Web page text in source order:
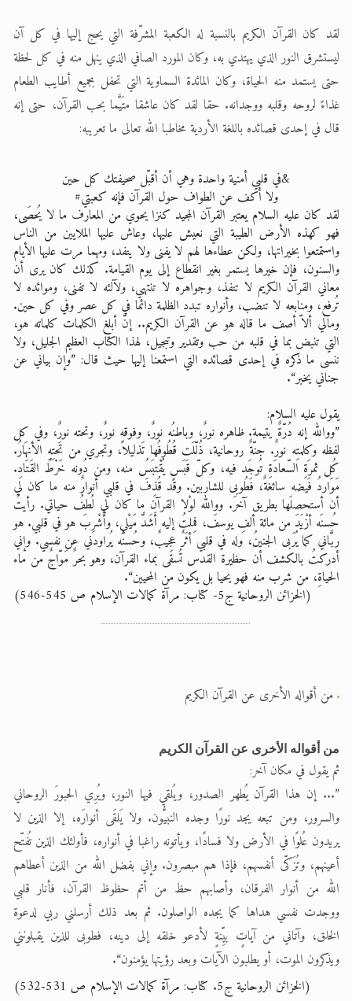
لقد كان القرآن الكريم بالنسبة له الكعبة المشرّفة التي يحج إليها في كل آن
ليستشرق النور الذي يهتدي به، وكان المورد الصافي الذي ينهل منه في كل لحظة
حتى يستمد منه الحياة، وكان المائدة السماوية التي تحفل بجميع أطايب الطعام
غذاءً لروحه وقلبه ووجدانه. حقا لقد كان عاشقا متَيَّما بحب القرآن، حتى إنه
قال في إحدى قصائده باللغة الأردية مخاطبا الله تعالى ما تعريبه:
&في قلبي أمنية واحدة وهي أن أقبّل صحيفتك كل حين
ولا أكف عن الطواف حول القرآن فإنه كعبتي#
لقد كان عليه السلام يعتبر القرآن المجيد كنزا يحوي من المعارف ما لا يُحصَى،
فهو كهذه الأرض الطيبة التي نعيش عليها، وعاش عليها الملايين من الناس
واستمتعوا بخيراتها، ولكن عطاءها لهم لا يفنى ولا ينفد، ومهما مرت عليها الأيام
والسنون، فإن خيرها يستمر بغير انقطاع إلى يوم القيامة. كذلك كان يرى أن
معاني القرآن الكريم لا تنفذ، وجواهره لا تنتهي، ولآلئه لا تفنى، وموائده لا
تُرفع، ومنابعه لا تنضب، وأنواره تبدد الظلمة دائما في كل عصر وفي كل حين.
ومالي ألاّ أصف ما قاله هو عن القرآن الكريم.. إنّ أبلغ الكلمات كلماته هو،
التي تنبض بما في قلبه من حب وتقدير وتبجيل، لهذا الكتاب العظيم الجليل، ولا
ننسى ما ذكره في إحدى قصائده التي استمعنا إليها حيث قال: ”وإن بياني عن
جناني يخبر“.
يقول عليه السلام:
”ووالله إنه دُرّةٌ يتيمة. ظاهره نورٌ، وباطنُه نورٌ، وفوقه نورٌ، وتحته نورٌ، وفي كل
لفظه وكلمتِه نورٌ. جنّةٌ روحانية، ذُلّلَت قُطُوفُها تَذليلاً، وتجري من تَحتِهِ الأنهَارُ.
كُل ثمرَةِ السّعادَةِ تُوجَد فيه، وكلّ قَبَسٍ يُقْتبَسُ منه، ومن دُونه خَرْطُ القَتَادِ.
مَوَاردُ فَيضه سائغةٌ، فَطُوبى للشاربين. وقد قُذِفَ في قلبي أنوارٌ منه ما كان لي
أن أستحصلَها بطريق آخرَ. ووالله لوْلا القرآن ما كان لي لُطفُ حياتي. رأيتُ
حُسنَه أزْيَدَ من مائة ألفِ يوسفَ، فمِلتُ إليه أَشَدَّ مَيْلي، وأُشْرِبَ هو في قلبي. هو
ربَّاني كما يُرَبى الجنينُ، وله في قلبي أثَرٌ عجيبٌ، وحُسنُه يُراودني عن نفسي. وإني
أدركتُ بالكشف أن حظيرة القدس تُسقَى بماء القرآن، وهو بحرٌ مَوّاجٌ من ماء
الحياةِ، من شرب منه فهو يحيا بل يكون من المحيين“.
(الخزائن الروحانية ج5- كتاب: مرآة كمالات الإسلام ص 545-546)
من أقواله الأخرى عن القرآن الكريم
من أقواله الأخرى عن القرآن الكريم
ثم يقول في مكان آخر:
”... إن هذا القرآن يُطهر الصدور، ويُلقي فيها النور، ويُرِي الحبورَ الروحاني
والسرور، ومن تبعه يجد نورًا وجده النبيُّون. ولا يَلقَى أنوارَه، إلا الذين لا
يريدون عُلوًا في الأرض ولا فسادًا، ويأتونه راغبا في أنواره، فأولئك الذين تُفتّح
أعينهم، وتُزَكّى أنفسهم، فإذا هم مبصرون. وإني بفضل الله من الذين أعطاهم
الله من أنوار الفرقان، وأصابهم حظ من أتم حظوظ القرآن، فأنار قلبي
ووجدت نفسي هداها كما يجده الواصلون. ثم بعد ذلك أرسلني ربي لدعوة
الخلق، وآتاني من آياتٍ بيِّنةٍ لأدعو خلقه إلى دينه، فطوبى للذين يقبلونني
ويذكرون الموت، أو يطلبون الآيات وبعد رؤيتها يؤمنون“.
(الخزائن الروحانية ج5. كتاب: مرآة كمالات الإسلام ص 531-532)